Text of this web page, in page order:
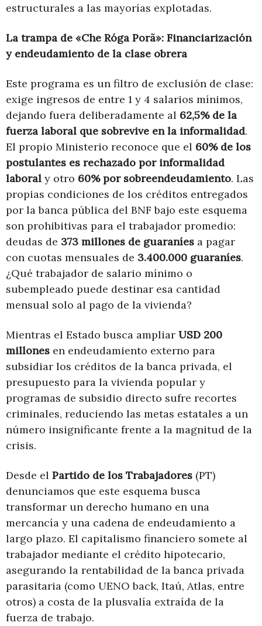
estructurales a las mayorías explotadas.
La trampa de «Che Róga Porã»: Financiarización
y endeudamiento de la clase obrera
Este programa es un filtro de exclusión de clase:
exige ingresos de entre 1 y 4 salarios mínimos,
dejando fuera deliberadamente al 62,5% de la
fuerza laboral que sobrevive en la informalidad.
El propio Ministerio reconoce que el 60% de los
postulantes es rechazado por informalidad
laboral y otro 60% por sobreendeudamiento. Las
propias condiciones de los créditos entregados
por la banca pública del BNF bajo este esquema
son prohibitivas para el trabajador promedio:
deudas de 373 millones de guaraníes a pagar
con cuotas mensuales de 3.400.000 guaraníes.
¿Qué trabajador de salario mínimo o
subempleado puede destinar esa cantidad
mensual solo al pago de la vivienda?
Mientras el Estado busca ampliar USD 200
millones en endeudamiento externo para
subsidiar los créditos de la banca privada, el
presupuesto para la vivienda popular y
programas de subsidio directo sufre recortes
criminales, reduciendo las metas estatales a un
número insignificante frente a la magnitud de la
crisis.
Desde el Partido de los Trabajadores (PT)
denunciamos que este esquema busca
transformar un derecho humano en una
mercancía y una cadena de endeudamiento a
largo plazo. El capitalismo financiero somete al
trabajador mediante el crédito hipotecario,
asegurando la rentabilidad de la banca privada
parasitaria (como UENO back, Itaú, Atlas, entre
otros) a costa de la plusvalía extraída de la
fuerza de trabajo.